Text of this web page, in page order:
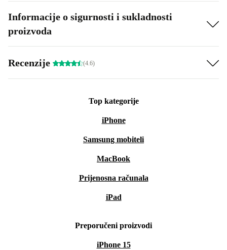
Informacije o sigurnosti i sukladnosti
proizvoda
Recenzije (4.6)
Top kategorije
iPhone
Samsung mobiteli
MacBook
Prijenosna računala
iPad
Preporučeni proizvodi
iPhone 15